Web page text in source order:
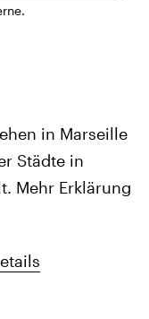
in Marseille
Städte in
Mehr Erklärung